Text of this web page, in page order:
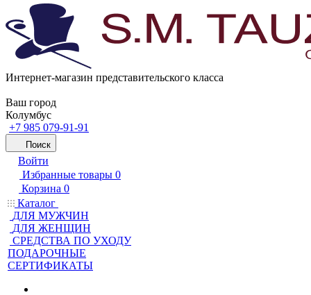
Интернет-магазин представительского класса
Ваш город
Колумбус
+7 985 079-91-91
Поиск
Войти
Избранные товары 0
Корзина 0
Каталог
ДЛЯ МУЖЧИН
ДЛЯ ЖЕНЩИН
CРЕДСТВА ПО УХОДУ
ПОДАРОЧНЫЕ
СЕРТИФИКАТЫ